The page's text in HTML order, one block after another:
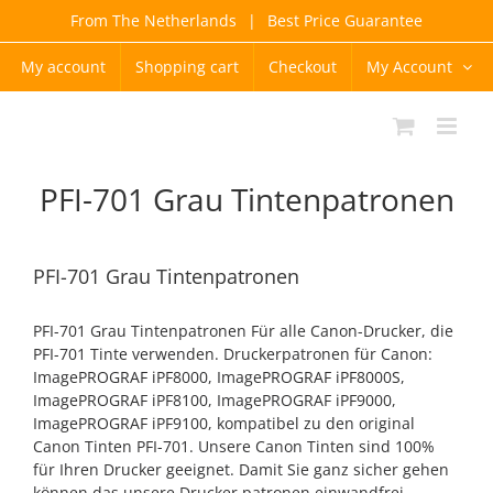
content
From The Netherlands | Best Price Guarantee
My account Shopping cart Checkout My Account
PFI-701 Grau Tintenpatronen
PFI-701 Grau Tintenpatronen
PFI-701 Grau Tintenpatronen Für alle Canon-Drucker, die
PFI-701 Tinte verwenden. Druckerpatronen für Canon:
ImagePROGRAF iPF8000, ImagePROGRAF iPF8000S,
ImagePROGRAF iPF8100, ImagePROGRAF iPF9000,
ImagePROGRAF iPF9100, kompatibel zu den original
Canon Tinten PFI-701. Unsere Canon Tinten sind 100%
für Ihren Drucker geeignet. Damit Sie ganz sicher gehen